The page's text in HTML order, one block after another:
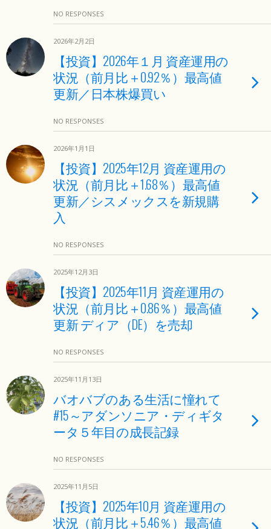
NO RESPONSES
2026年2月2日
【投資】2026年１月 資産運用の
状況（前月比＋0.92％）最高値
更新／日本株爆買い
NO RESPONSES
2026年1月1日
【投資】2025年12月 資産運用の
状況（前月比＋1.68％）最高値
更新／シスメックスを新規購
入
NO RESPONSES
2025年12月3日
【投資】2025年11月 資産運用の
状況（前月比＋0.86％）最高値
更新 ディア（DE）を売却
NO RESPONSES
2025年11月13日
バオバブのある生活に憧れて
#15～アダンソニア・ディギタ
ータ５年目の成長記録
NO RESPONSES
2025年11月5日
【投資】2025年10月 資産運用の
状況（前月比＋5.46％）最高値